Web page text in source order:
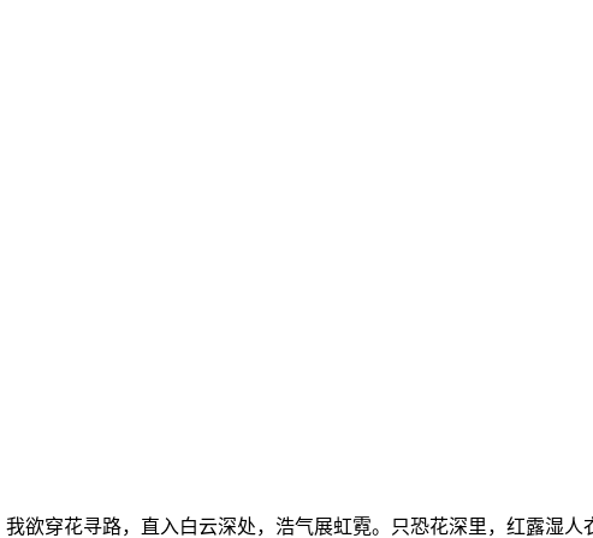
欲穿花寻路，直入白云深处，浩气展虹霓。只恐花深里，红露湿人